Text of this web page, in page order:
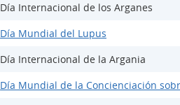
Día Internacional de los Arganes
Día Mundial del Lupus
Día Internacional de la Argania
Día Mundial de la Concienciación